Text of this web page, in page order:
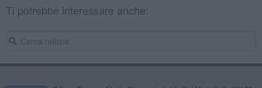
Ti potrebbe interessare anche: